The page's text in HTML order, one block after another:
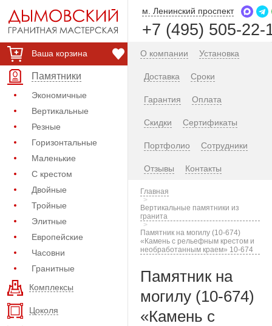
Ваша корзина
Памятники
Экономичные
Вертикальные
Резные
Горизонтальные
Маленькие
С крестом
Двойные
Тройные
Элитные
Европейские
Часовни
Гранитные
Комплексы
Цоколя
м. Ленинский проспект
+7 (495) 505-22-
О компании Установка
Доставка Сроки
Гарантия Оплата
Скидки Сертификаты
Портфолио Сотрудники
Отзывы Контакты
Главная
Вертикальные памятники из
гранита
Памятник на могилу (10-674)
«Камень с рельефным крестом и
необработанным краем» 10-674
Памятник на
могилу (10-674)
«Камень с